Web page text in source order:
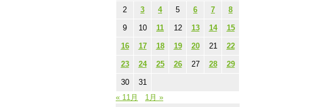
2 3 4 5 6 7 8
9 10 11 12 13 14 15
16 17 18 19 20 21 22
23 24 25 26 27 28 29
30
31
« 11月
1月 »